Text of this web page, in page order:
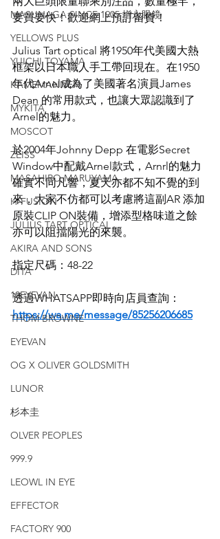
MASUNAGA SINCE 1905 增永眼鏡
YELLOWS PLUS
YUICHI TOYAMA
KAMEMANNEN
MYKITA
MOSCOT
ZEISS
MASAHIRO MARUYAMA
H-FUSION
JULIUS TART OPTICAL
AKIRA AND SONS
DITA
10EYEVAN
THOM BROWNE
EYEVAN
OG X OLIVER GOLDSMITH
LUNOR
杉本圭
OLVER PEOPLES
999.9
LEOWL IN EYE
EFFECTOR
FACTORY 900
要買要快！歡迎網上預訂留貨！
Julius Tart optical 將1950年代美國大熱
框架以日本職人手工帶回現在。在1950
年代Arnel成為了美國著名演員James
Dean 的常用款式，也讓大眾認識到了
Arnel的魅力。
於2004年Johnny Depp 在電影Secret
Window中配戴Arnel款式，Arnrl的魅力
確實不同凡響，夏天亦都不知不覺的到
來，大家不仿都可以考慮將這副AR 添加
原裝CLIP ON裝備，增添型格味道之餘
亦可以阻擋陽光的來襲。
指定尺碼：48-22
透過WHATSAPP即時向店員查詢：
https://wa.me/message/85256206685